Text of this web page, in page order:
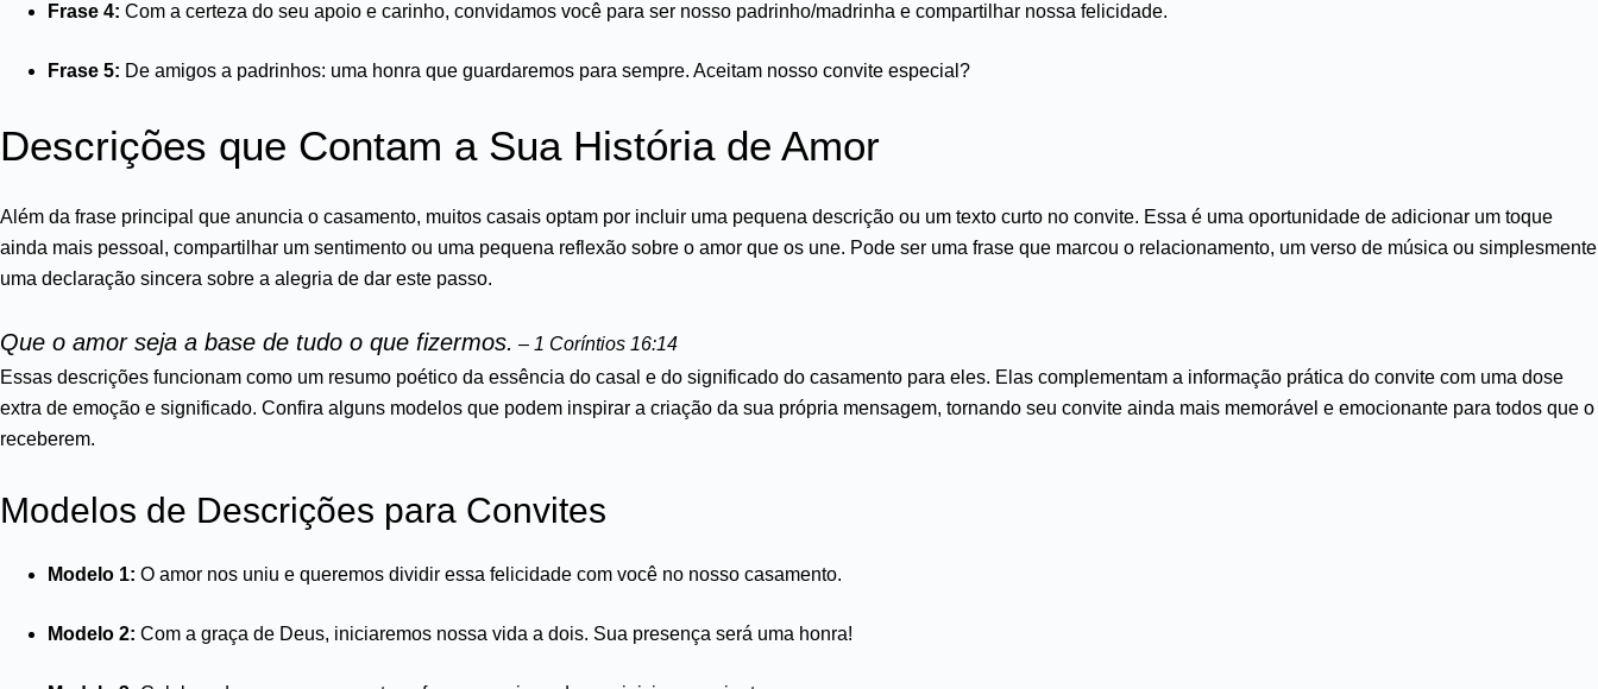
Frase 4: Com a certeza do seu apoio e carinho, convidamos você para ser nosso padrinho/madrinha e compartilhar nossa felicidade.
Frase 5: De amigos a padrinhos: uma honra que guardaremos para sempre. Aceitam nosso convite especial?
Descrições que Contam a Sua História de Amor
Além da frase principal que anuncia o casamento, muitos casais optam por incluir uma pequena descrição ou um texto curto no convite. Essa é uma oportunidade de adicionar um toque
ainda mais pessoal, compartilhar um sentimento ou uma pequena reflexão sobre o amor que os une. Pode ser uma frase que marcou o relacionamento, um verso de música ou simplesmente
uma declaração sincera sobre a alegria de dar este passo.
Que o amor seja a base de tudo o que fizermos. – 1 Coríntios 16:14
Essas descrições funcionam como um resumo poético da essência do casal e do significado do casamento para eles. Elas complementam a informação prática do convite com uma dose
extra de emoção e significado. Confira alguns modelos que podem inspirar a criação da sua própria mensagem, tornando seu convite ainda mais memorável e emocionante para todos que o
receberem.
Modelos de Descrições para Convites
Modelo 1: O amor nos uniu e queremos dividir essa felicidade com você no nosso casamento.
Modelo 2: Com a graça de Deus, iniciaremos nossa vida a dois. Sua presença será uma honra!